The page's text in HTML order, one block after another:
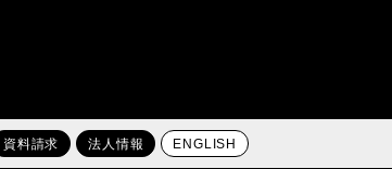
資料請求 法人情報 ENGLISH